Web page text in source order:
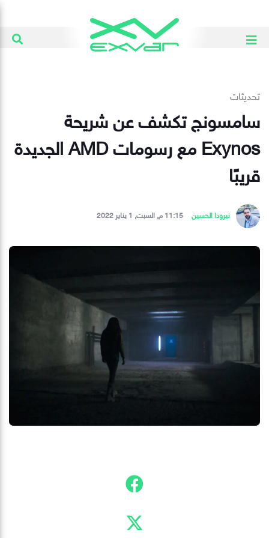
تحديثات
سامسونج تكشف عن شريحة
Exynos مع رسومات AMD الجديدة
قريبًا
نيرودا الحسين 11:15 م, السبت, 1 يناير 2022